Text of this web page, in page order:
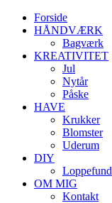
Forside
HÅNDVÆRK
Bagværk
KREATIVITET
Jul
Nytår
Påske
HAVE
Krukker
Blomster
Uderum
DIY
Loppefund
OM MIG
Kontakt